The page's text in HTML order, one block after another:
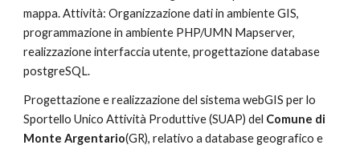
mappa. Attività: Organizzazione dati in ambiente GIS,
programmazione in ambiente PHP/UMN Mapserver,
realizzazione interfaccia utente, progettazione database
postgreSQL.
Progettazione e realizzazione del sistema webGIS per lo
Sportello Unico Attività Produttive (SUAP) del Comune di
Monte Argentario(GR), relativo a database geografico e